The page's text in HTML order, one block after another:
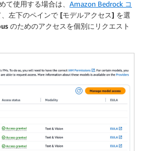
て使用する場合は、 Amazon Bedrock コ
左下のペインで [モデルアクセス] を選
のためのアクセスを個別にリクエスト